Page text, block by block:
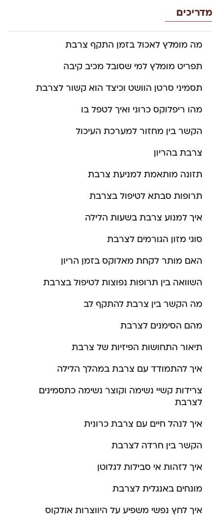
מדריכים
מה מומלץ לאכול בזמן התקף צרבת
תפריט מומלץ למי שסובל מכיב קיבה
תסמיני סרטן הוושט וכיצד הוא קשור לצרבת
מהו ריפלוקס כרוני ואיך לטפל בו
הקשר בין מחזור למערכת העיכול
צרבת בהריון
תזונה מותאמת למניעת צרבת
תרופות סבתא לטיפול בצרבת
איך למנוע צרבת בשעות הלילה
סוגי מזון הגורמים לצרבת
האם מותר לקחת מאלוקס בזמן הריון
השוואה בין תרופות נפוצות לטיפול בצרבת
מה הקשר בין צרבת להתקף לב
מהם הסימנים לצרבת
תיאור התחושות הפיזיות של צרבת
איך להתמודד עם צרבת במהלך הלילה
צרידות קשיי נשימה וקוצר נשימה כתסמינים
לצרבת
איך לנהל חיים עם צרבת כרונית
הקשר בין חרדה לצרבת
איך לזהות אי סבילות לגלוטן
מונחים באנגלית לצרבת
איך לחץ נפשי משפיע על היווצרות אולקוס